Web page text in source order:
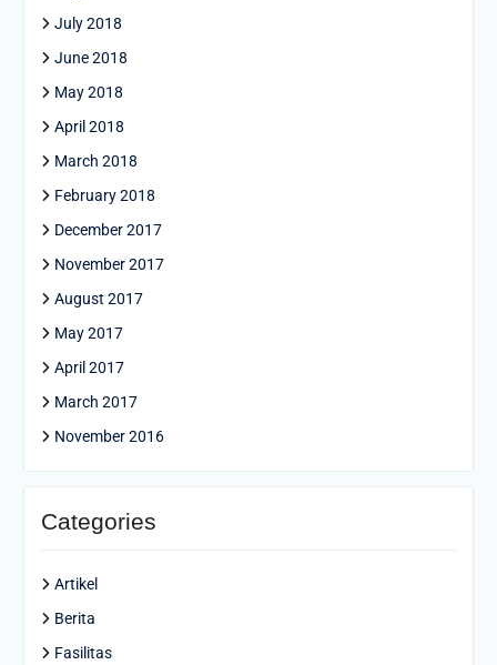
July 2018
June 2018
May 2018
April 2018
March 2018
February 2018
December 2017
November 2017
August 2017
May 2017
April 2017
March 2017
November 2016
Categories
Artikel
Berita
Fasilitas